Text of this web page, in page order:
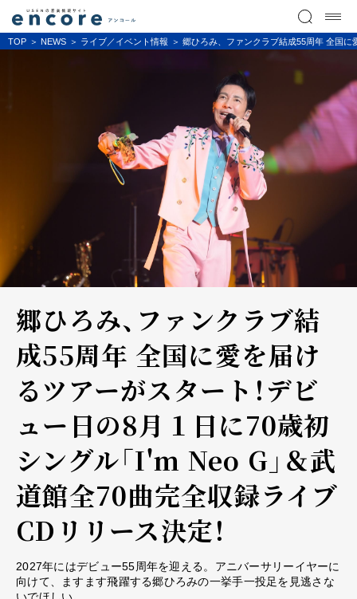
TOP NEWS ライブ／イベント情報 郷ひろみ、ファンクラブ結成55周年 全国
郷ひろみ、ファンクラブ結
成55周年 全国に愛を届け
るツアーがスタート！デビ
ュー日の8月１日に70歳初
シングル「I'm Neo G」＆武
道館全70曲完全収録ライブ
CDリリース決定！
2027年にはデビュー55周年を迎える。アニバーサリーイヤーに
向けて、ますます飛躍する郷ひろみの一挙手一投足を見逃さな
いでほしい。